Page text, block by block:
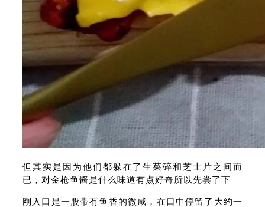
但其实是因为他们都躲在了生菜碎和芝士片之间而
已，对金枪鱼酱是什么味道有点好奇所以先尝了下
刚入口是一股带有鱼香的微咸，在口中停留了大约一